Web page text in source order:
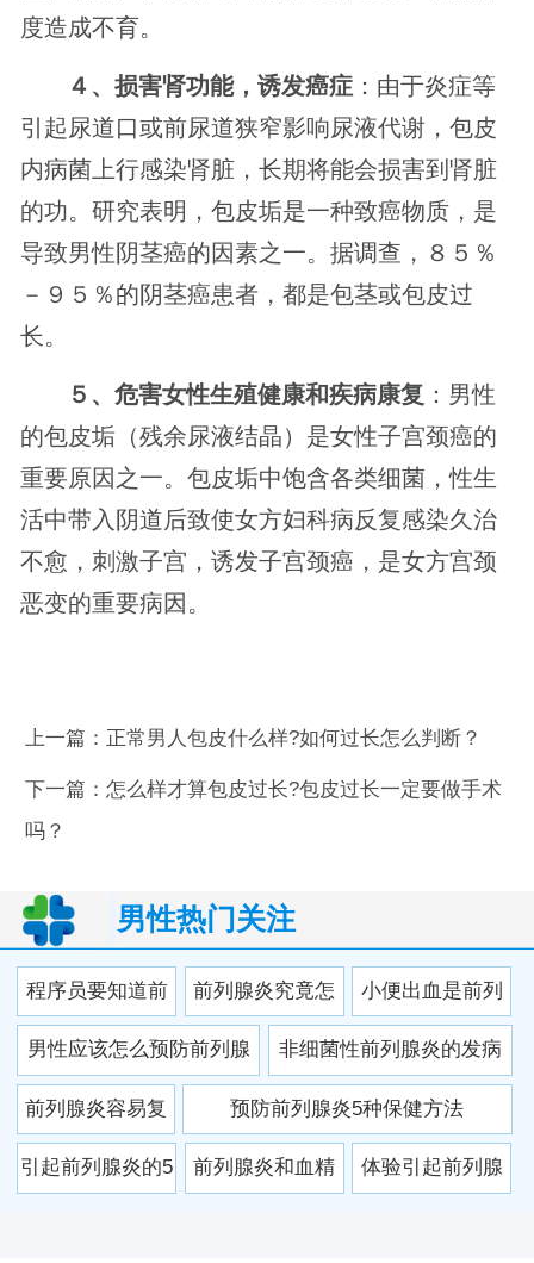
度造成不育。
４、损害肾功能，诱发癌症：由于炎症等
引起尿道口或前尿道狭窄影响尿液代谢，包皮
内病菌上行感染肾脏，长期将能会损害到肾脏
的功。研究表明，包皮垢是一种致癌物质，是
导致男性阴茎癌的因素之一。据调查，８５％
－９５％的阴茎癌患者，都是包茎或包皮过
长。
５、危害女性生殖健康和疾病康复 ：男性
的包皮垢（残余尿液结晶）是女性子宫颈癌的
重要原因之一。包皮垢中饱含各类细菌，性生
活中带入阴道后致使女方妇科病反复感染久治
不愈，刺激子宫，诱发子宫颈癌，是女方宫颈
恶变的重要病因。
上一篇： 正常男人包皮什么样?如何过长怎么判断？
下一篇： 怎么样才算包皮过长?包皮过长一定要做手术
吗？
男性热门关注
程序员要知道前
列腺炎危害 避免
长时间久坐不动
前列腺炎究竟怎
么感染的 前列腺
炎的按摩疗法介
绍
小便出血是前列
腺炎的症状吗？
男性应该怎么预防前列腺
炎的发生 五预防要牢记
非细菌性前列腺炎的发病
原因有哪些
前列腺炎容易复
发的原因有哪些
预防前列腺炎5种保健方法
引起前列腺炎的5 前列腺炎和血精 体验引起前列腺